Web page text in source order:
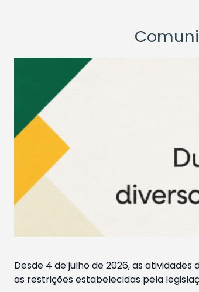
Desde 4 de julho de 2026, as
as restrições estabelecidas pela